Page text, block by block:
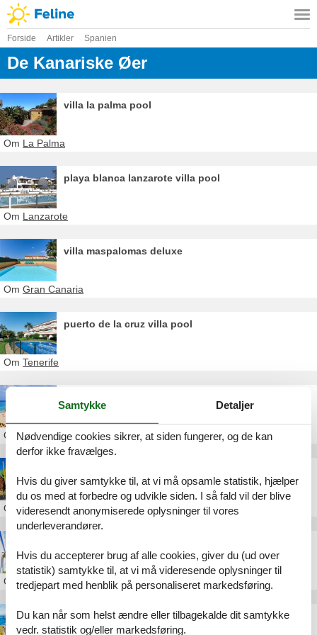
Forside Artikler Spanien
De Kanariske Øer
villa la palma pool
Om La Palma
playa blanca lanzarote villa pool
Om Lanzarote
villa maspalomas deluxe
Om Gran Canaria
puerto de la cruz villa pool
Om Tenerife
OmFuerteventura
OmLanzarote
OmGran Canaria
Feriebolig på Tenerife
Samtykke Detaljer
Nødvendige cookies sikrer, at siden fungerer, og de kan
derfor ikke fravælges.
Hvis du giver samtykke til, at vi må opsamle statistik, hjælper
du os med at forbedre og udvikle siden. I så fald vil der blive
videresendt anonymiserede oplysninger til vores
underleverandører.
Hvis du accepterer brug af alle cookies, giver du (ud over
statistik) samtykke til, at vi må videresende oplysninger til
tredjepart med henblik på personaliseret markedsføring.
Du kan når som helst ændre eller tilbagekalde dit samtykke
vedr. statistik og/eller markedsføring.